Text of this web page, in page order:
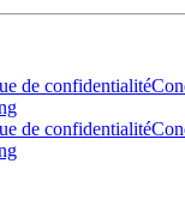
de confidentialité
de confidentialité